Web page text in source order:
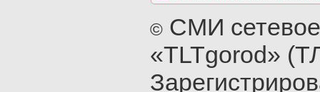
© СМИ
«TLTgorod»